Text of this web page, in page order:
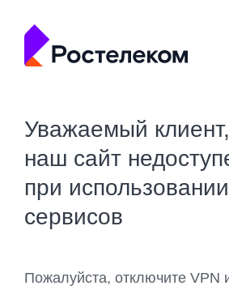
Уважаемый клиент,
наш сайт
при
сервисов
Пожалуйста, отключите VPN